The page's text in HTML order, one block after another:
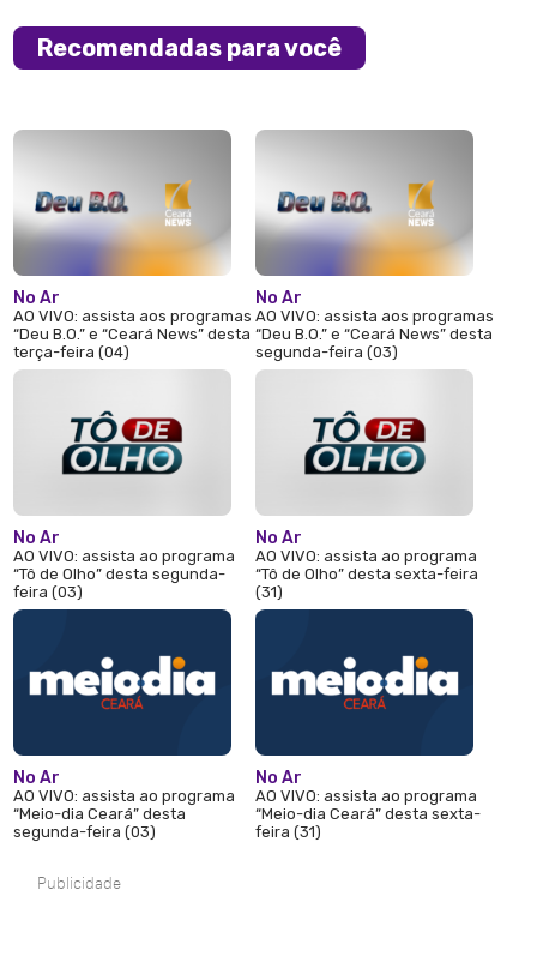
Recomendadas para você
No Ar
AO VIVO: assista aos programas
“Deu B.O.” e “Ceará News” desta
terça-feira (04)
No Ar
AO VIVO: assista ao programa
“Tô de Olho” desta segunda-
feira (03)
No Ar
AO VIVO: assista ao programa
“Meio-dia Ceará” desta
segunda-feira (03)
No Ar
AO VIVO: assista aos programas
“Deu B.O.” e “Ceará News” desta
segunda-feira (03)
No Ar
AO VIVO: assista ao programa
“Tô de Olho” desta sexta-feira
(31)
No Ar
AO VIVO: assista ao programa
“Meio-dia Ceará” desta sexta-
feira (31)
Publicidade